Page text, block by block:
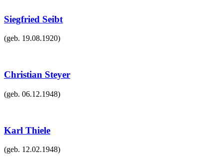
Siegfried Seibt
(geb. 19.08.1920)
Christian Steyer
(geb. 06.12.1948)
Karl Thiele
(geb. 12.02.1948)